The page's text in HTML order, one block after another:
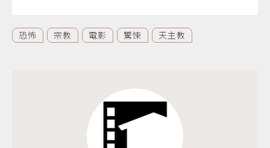
恐怖 宗教 電影 驚悚 天主教